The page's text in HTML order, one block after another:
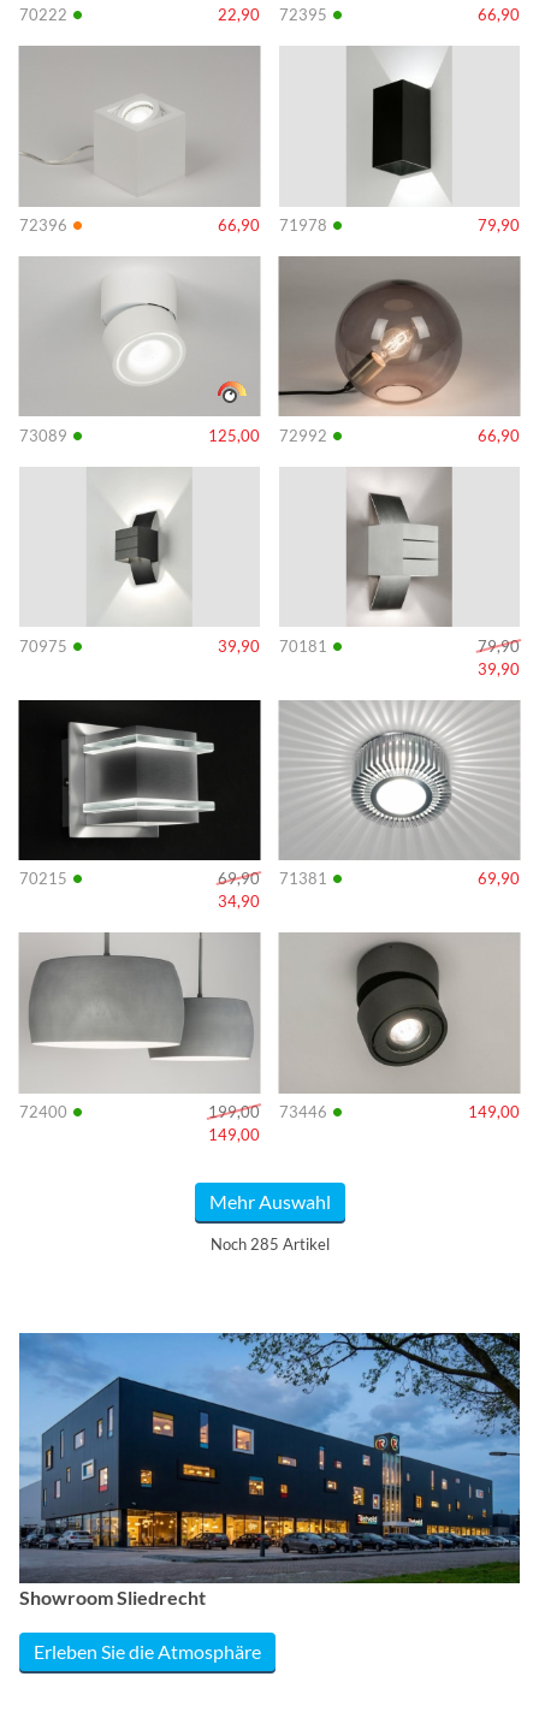
70222 • 22,90 72395 • 66,90
72396 • 66,90
Info
71978 • 79,90
Info
73089 • 125,00
Info
72992 • 66,90
Info
70975 • 39,90
Info
70181 •
79,90
39,90
Info
70215 •
69,90
34,90
Info
71381 • 69,90
Info
72400 •
199,00
149,00
Info
73446 • 149,00
Info
Mehr Auswahl
Noch 285 Artikel
Showroom Sliedrecht
Erleben Sie die Atmosphäre